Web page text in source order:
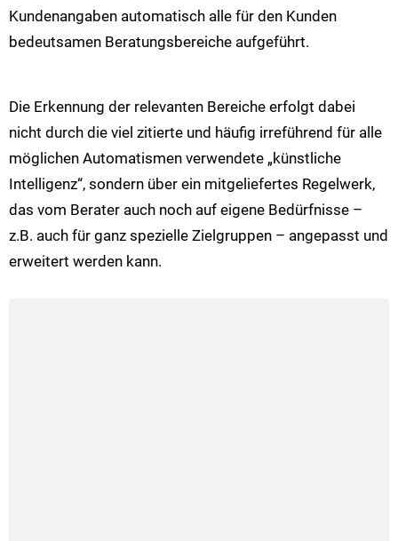
Kundenangaben automatisch alle für den Kunden
bedeutsamen Beratungsbereiche aufgeführt.
Die Erkennung der relevanten Bereiche erfolgt dabei
nicht durch die viel zitierte und häufig irreführend für alle
möglichen Automatismen verwendete „künstliche
Intelligenz“, sondern über ein mitgeliefertes Regelwerk,
das vom Berater auch noch auf eigene Bedürfnisse –
z.B. auch für ganz spezielle Zielgruppen – angepasst und
erweitert werden kann.